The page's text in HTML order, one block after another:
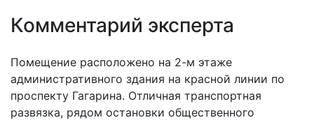
Комментарий эксперта
Помещение расположено на 2-м этаже
административного здания на красной линии по
проспекту Гагарина. Отличная транспортная
развязка, рядом остановки общественного